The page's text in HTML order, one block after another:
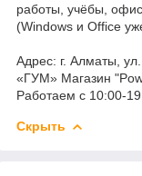
работы, учёбы,
(Windows и Office
Адрес: г. Алматы,
«ГУМ» Магазин
Работаем с 10:00-
Скрыть